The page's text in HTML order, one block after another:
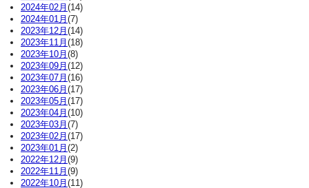
2024年02月 (14)
2024年01月 (7)
2023年12月 (14)
2023年11月 (18)
2023年10月 (8)
2023年09月 (12)
2023年07月 (16)
2023年06月 (17)
2023年05月 (17)
2023年04月 (10)
2023年03月 (7)
2023年02月 (17)
2023年01月 (2)
2022年12月 (9)
2022年11月 (9)
2022年10月 (11)